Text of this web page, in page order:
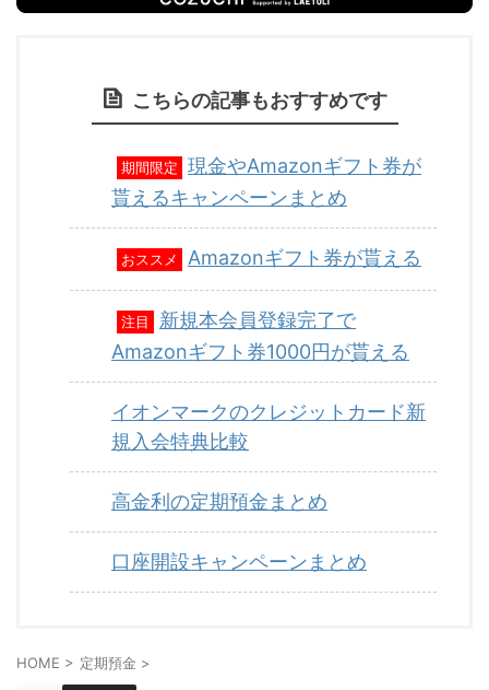
こちらの記事もおすすめです
期間限定
現金やAmazonギフト券が
貰えるキャンペーンまとめ
おススメ Amazonギフト券が貰える
注目
新規本会員登録完了で
Amazonギフト券1000円が貰える
イオンマークのクレジットカード新
規入会特典比較
高金利の定期預金まとめ
口座開設キャンペーンまとめ
HOME > 定期預金 >